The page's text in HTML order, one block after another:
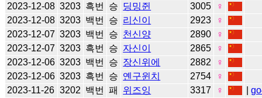
2023-12-08 3203 흑번 승 딩밍쥔 3005
♀
2023-12-08 3203 백번 승 리신이 2923
♀
2023-12-07 3203 백번 승 천신양 2890
♀
2023-12-07 3203 흑번 승 자신이 2865
♀
2023-12-06 3203 백번 승 장신위에 2882
♀
2023-12-06 3203 흑번 승 옌구윈치 2754
♀
2023-11-26 3202 백번 패 위즈잉 3317 ♀ |